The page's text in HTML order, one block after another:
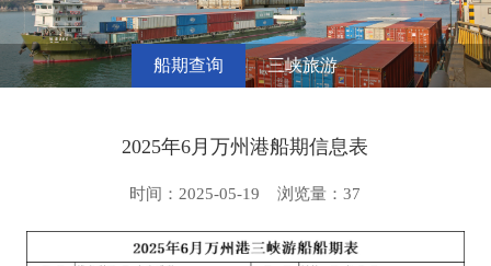
船期查询 三峡旅游
2025年6月万州港船期信息表
时间：2025-05-19 浏览量：37